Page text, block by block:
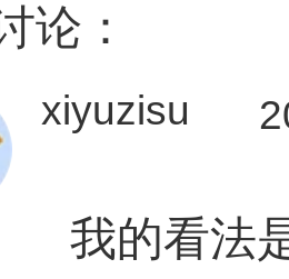
论：
xiyuzisu
我的看法